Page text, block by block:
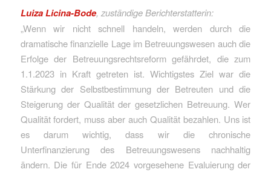
Luiza Licina-Bode, zuständige Berichterstatterin:
„Wenn wir nicht schnell handeln, werden durch die
dramatische finanzielle Lage im Betreuungswesen auch die
Erfolge der Betreuungsrechtsreform gefährdet, die zum
1.1.2023 in Kraft getreten ist. Wichtigstes Ziel war die
Stärkung der Selbstbestimmung der Betreuten und die
Steigerung der Qualität der gesetzlichen Betreuung. Wer
Qualität fordert, muss aber auch Qualität bezahlen. Uns ist
es darum wichtig, dass wir die chronische
Unterfinanzierung des Betreuungswesens nachhaltig
ändern. Die für Ende 2024 vorgesehene Evaluierung der